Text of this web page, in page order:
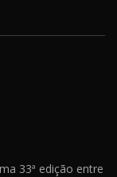
33ª edição entre